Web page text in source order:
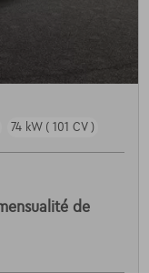
74 kW ( 101 CV )
de